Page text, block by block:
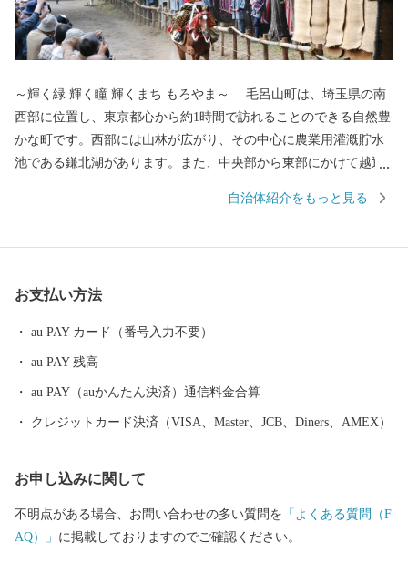
～輝く緑 輝く瞳 輝くまち もろやま～ 毛呂山町は、埼玉県の南
西部に位置し、東京都心から約1時間で訪れることのできる自然豊
かな町です。西部には山林が広がり、その中心に農業用灌漑貯水
池である鎌北湖があります。また、中央部から東部にかけて越辺
平安時代を起源とする「流鏑馬」、日本最古の産地のひとつで
の魅力を堪能してみませんか。
自治体紹介をもっと見る
お支払い方法
au PAY カード（番号入力不要）
au PAY 残高
au PAY（auかんたん決済）通信料金合算
クレジットカード決済（VISA、Master、JCB、Diners、AMEX）
お申し込みに関して
不明点がある場合、お問い合わせの多い質問を 「よくある質問（F
AQ）」 に掲載しておりますのでご確認ください。